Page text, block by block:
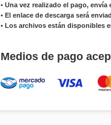
• Una vez realizado el pago,
• El enlace de descarga será
• Los archivos están disponibles
Medios de pago